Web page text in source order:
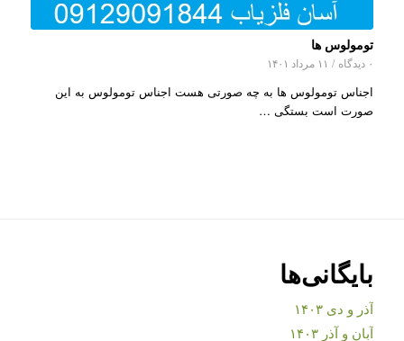
تومولوس ها
۰ دیدگاه / ۱۱ مرداد ۱۴۰۱
اجناس تومولوس ها به چه صورتی هست اجناس تومولوس به این
صورت است بستگی …
بایگانی‌ها
آذر و دی ۱۴۰۳
آبان و آذر ۱۴۰۳